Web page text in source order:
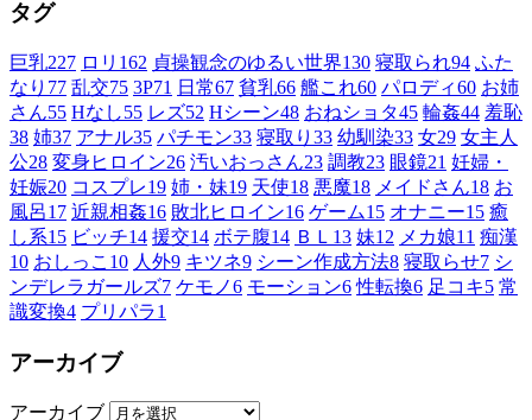
タグ
巨乳227 ロリ 162 貞操観念のゆるい世界130 寝取られ94 ふた
なり 77 乱交75 3P71 日常67 貧乳66 艦これ60 パロディ60 お姉
さん55 Hなし55 レズ52 Hシーン48 おねショタ45 輪姦44 羞恥
38 姉37 アナル35 パチモン33 寝取り 33 幼馴染33 女29 女主人
公28 変身ヒロイン26 汚いおっさん23 調教23 眼鏡21 妊婦・
妊娠20 コスプレ19 姉・妹19 天使18 悪魔18 メイドさん18 お
風呂17 近親相姦16 敗北ヒロイン16 ゲーム15 オナニー15 癒
し系15 ビッチ14 援交14 ボテ腹14 ＢＬ 13 妹12 メカ娘11 痴漢
10 おしっこ 10 人外9 キツネ9 シーン作成方法8 寝取らせ7 シ
ンデレラガールズ7 ケモノ6 モーション6 性転換6 足コキ5 常
識変換4 プリパラ1
アーカイブ
アーカイブ